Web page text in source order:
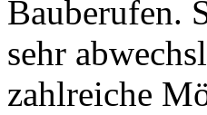
Bauberufen.
sehr
zahlreiche